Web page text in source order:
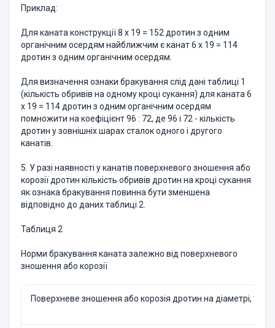
Приклад:
Для каната конструкції 8 х 19 = 152 дротин з одним
органічним осердям найближчим є канат 6 х 19 = 114
дротин з одним органічним осердям.
Для визначення ознаки бракування слід дані таблиці 1
(кількість обривів на одному кроці сукання) для каната 6
х 19 = 114 дротин з одним органічним осердям
помножити на коефіцієнт 96 : 72, де 96 і 72 - кількість
дротин у зовнішніх шарах сталок одного і другого
канатів.
5. У разі наявності у канатів поверхневого зношення або
корозії дротин кількість обривів дротин на кроці сукання
як ознака бракування повинна бути зменшена
відповідно до даних таблиці 2.
Таблиця 2
Норми бракування каната залежно від поверхневого
зношення або корозії
Поверхневе зношення або корозія дротин на діаметрі, %